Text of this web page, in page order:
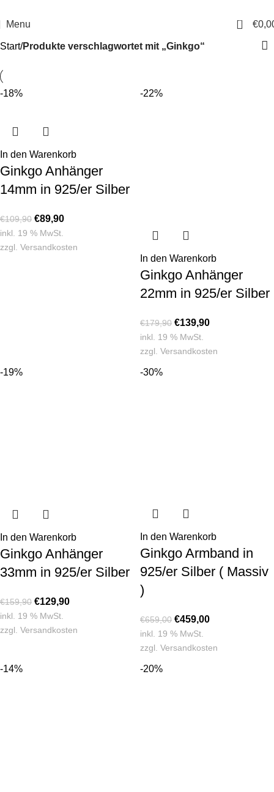
Menu 0 €
Start Produkte verschlagwortet mit „Ginkgo“
-18%
In den Warenkorb
Ginkgo Anhänger
14mm in 925/er Silber
€109,90 €89,90
inkl. 19 % MwSt.
zzgl. Versandkosten
-22%
In den Warenkorb
Ginkgo Anhänger
22mm in 925/er Silber
€179,90 €139,90
inkl. 19 % MwSt.
zzgl. Versandkosten
-19%
In den Warenkorb
Ginkgo Anhänger
33mm in 925/er Silber
€159,90 €129,90
inkl. 19 % MwSt.
zzgl. Versandkosten
-30%
In den Warenkorb
Ginkgo Armband in
925/er Silber ( Massiv
)
€659,00 €459,00
inkl. 19 % MwSt.
zzgl. Versandkosten
-14% -20%